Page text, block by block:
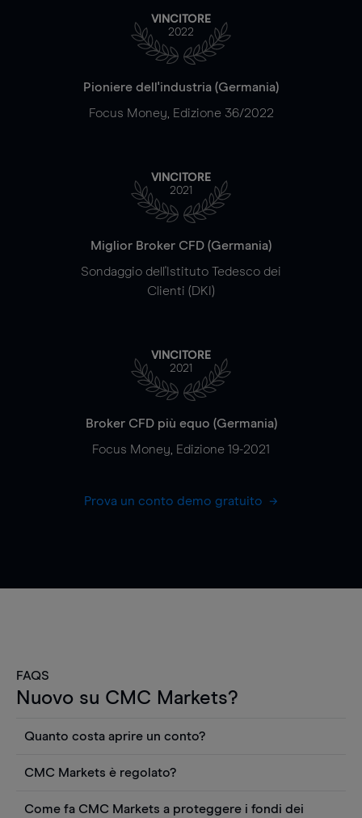
VINCITORE
2022
Pioniere dell'industria (Germania)
Focus Money, Edizione 36/2022
VINCITORE
2021
Miglior Broker CFD (Germania)
Sondaggio dell'Istituto Tedesco dei
Clienti (DKI)
VINCITORE
2021
Broker CFD più equo (Germania)
Focus Money, Edizione 19-2021
Prova un conto demo gratuito
FAQS
Nuovo su CMC Markets?
Quanto costa aprire un conto?
Puoi anche visualizzare gratuitamente i prezzi e
utilizzare strumenti come grafici, notizie Reuters
CMC Markets è regolato?
Come fa CMC Markets a proteggere i fondi dei